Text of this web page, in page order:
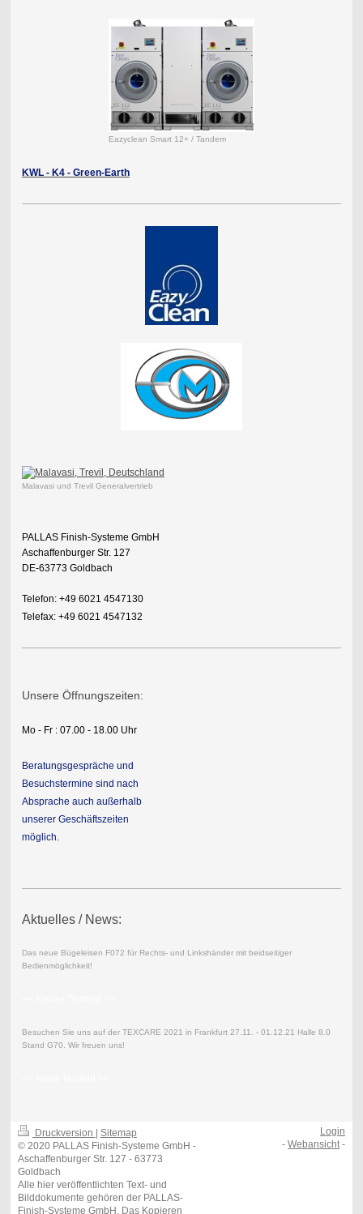
Eazyclean Smart 12+ / Tandem
KWL - K4 - Green-Earth
Malavasi und Trevil Generalvertrieb
PALLAS Finish-Systeme GmbH
Aschaffenburger Str. 127
DE-63773 Goldbach
Telefon: +49 6021 4547130
Telefax: +49 6021 4547132
Unsere Öffnungszeiten:
Mo - Fr : 07.00 - 18.00 Uhr
Beratungsgespräche und
Besuchstermine sind nach
Absprache auch außerhalb
unserer Geschäftszeiten
möglich.
Aktuelles / News:
Das neue Bügeleisen F072 für Rechts- und Linkshänder mit beidseitiger
Bedienmöglichkeit!
Besuchen Sie uns auf der TEXCARE 2021 in Frankfurt 27.11. - 01.12.21 Halle 8.0
Stand G70. Wir freuen uns!
Druckversion
Sitemap
© 2020 PALLAS Finish-Systeme GmbH -
Aschaffenburger Str. 127 - 63773
Goldbach
Alle hier veröffentlichten Text- und
Bilddokumente gehören der PALLAS-
Finish-Systeme GmbH. Das Kopieren
Login
-Webansicht-